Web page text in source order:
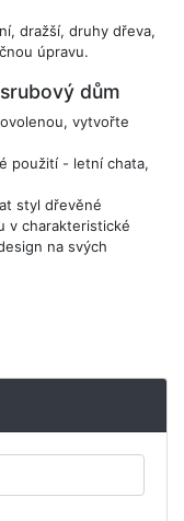
dražší, druhy dřeva,
úpravu.
dům
vytvořte
použití - letní chata,
styl dřevěné
v charakteristické
na svých